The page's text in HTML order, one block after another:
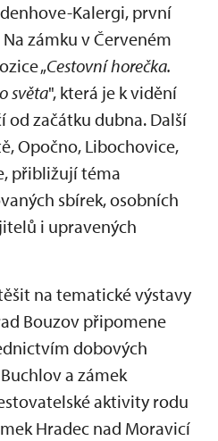
Kalergi, první
zámku v Červeném
„Cestovní horečka.
světa", která je k vidění
začátku dubna. Další
Opočno, Libochovice,
přibližují téma
sbírek, osobních
i upravených
na tematické výstavy
Bouzov připomene
dobových
a zámek
aktivity rodu
Hradec nad Moravicí